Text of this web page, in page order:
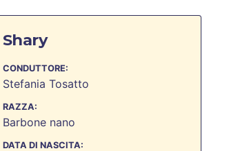
Shary
CONDUTTORE:
Stefania Tosatto
RAZZA:
Barbone nano
DATA DI NASCITA: